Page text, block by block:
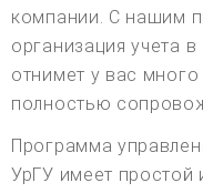
компании. С нашим
организация учета
отнимет у вас
полностью
Программа
УрГУ имеет простой